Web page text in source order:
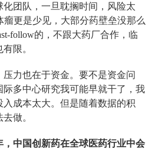
团队，一旦耽搁时间，风险太
更是少见，大部分药壁垒没那么
follow的，不跟大药厂合作，临
限。
力也在于资金。要不是资金问
多中心研究我可能早就干了，我
成本太大。但是随着数据的积
做。
，中国创新药在全球医药行业中会